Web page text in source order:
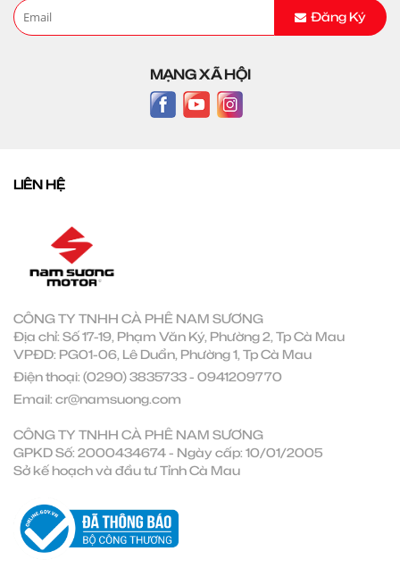
Đăng Ký
MẠNG XÃ HỘI
LIÊN HỆ
CÔNG TY TNHH CÀ PHÊ NAM SƯƠNG
Địa chỉ: Số 17-19, Phạm Văn Ký, Phường 2, Tp Cà Mau
VPĐD: PG01-06, Lê Duẩn, Phường 1, Tp Cà Mau
Điện thoại: (0290) 3835733- 0941209770
Email: cr@namsuong.com
CÔNG TY TNHH CÀ PHÊ NAM SƯƠNG
GPKD Số: 2000434674 - Ngày cấp: 10/01/2005
Sở kế hoạch và đầu tư Tỉnh Cà Mau